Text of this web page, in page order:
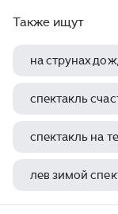
Также ищут
на струнах
спектакль
спектакль на
лев зимой